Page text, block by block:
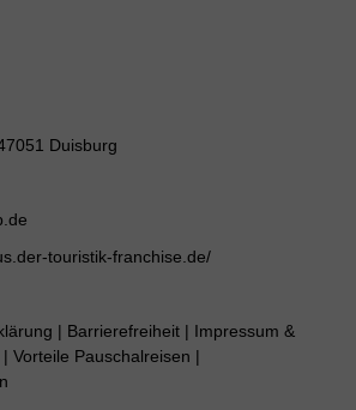
Duisburg
touristik-franchise.de/
| Barrierefreiheit | Impressum &
| Vorteile Pauschalreisen |